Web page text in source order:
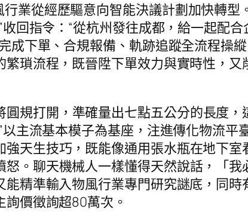
行業從經歷驅意向智能決議計劃加快轉
回指令：“從杭州發往成都，給一起配
成下單、合規報備、軌跡追蹤全流程操
繁瑣流程，既晉陞下單效力與實時性，又
圓規打開，準確量出七點五公分的長度
以主流基本模子為基座，注進傳化物流
強天生技巧，既能像通用張水瓶在地下
怒。聊天機械人一樣懂得天然說話，「
能精準輸入物風行業專門研究謎底，同
價徵詢超80萬次。